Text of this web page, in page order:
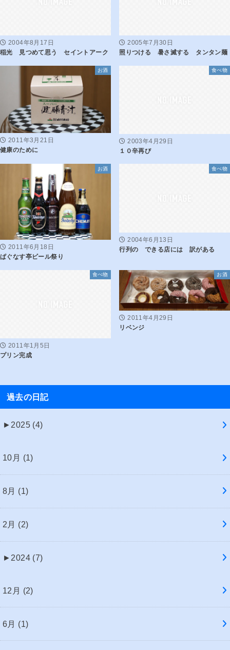
2004年8月17日
稲光 見つめて思う セイントアーク
2005年7月30日
照りつける 暑さ滅する タンタン麺
お酒
2011年3月21日
健康のために
食べ物
2003年4月29日
１０辛再び
お酒
2011年6月18日
ぱぐなす亭ビール祭り
食べ物
2004年6月13日
行列の できる店には 訳がある
食べ物
2011年1月5日
プリン完成
お酒
2011年4月29日
リベンジ
過去の日記
► 2025 (4)
10月 (1)
8月 (1)
2月 (2)
► 2024 (7)
12月 (2)
6月 (1)